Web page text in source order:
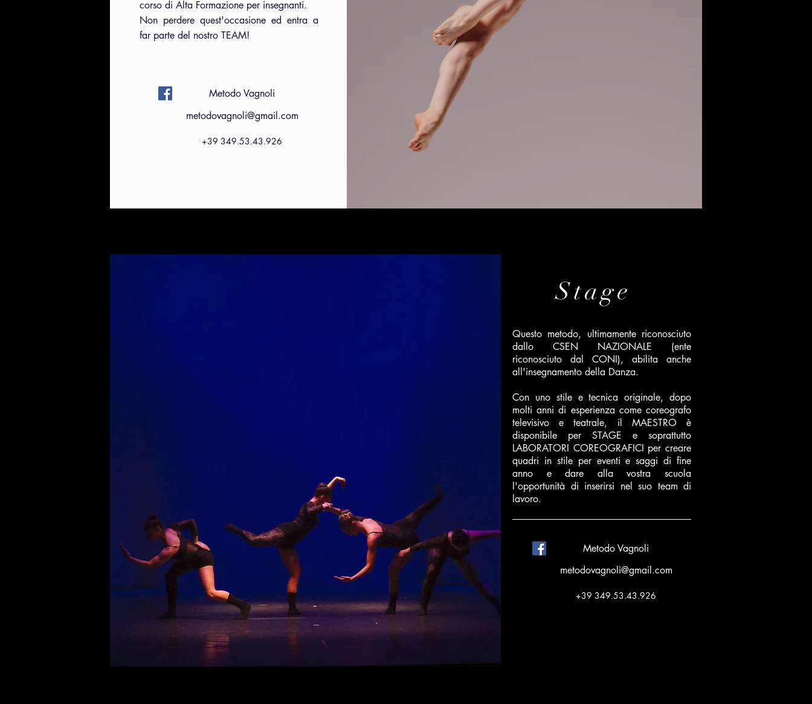
corso di Alta Formazione per insegnanti.
Non perdere quest'occasione ed entra a
far parte del nostro TEAM!
Metodo Vagnoli
metodovagnoli@gmail.com
+39 349.53.43.926
Stage
Questo metodo, ultimamente riconosciuto
dallo CSEN NAZIONALE (ente
riconosciuto dal CONI), abilita anche
all'insegnamento della Danza.
Con uno stile e tecnica originale, dopo
molti anni di esperienza come coreografo
televisivo e teatrale, il MAESTRO è
disponibile per STAGE e soprattutto
LABORATORI COREOGRAFICI per creare
quadri in stile per eventi e saggi di fine
anno e dare alla vostra scuola
l'opportunità di inserirsi nel suo team di
lavoro.
Metodo Vagnoli
metodovagnoli@gmail.com
+39 349.53.43.926